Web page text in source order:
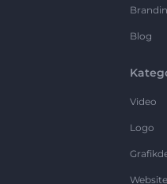
Blog
Video
Logo
Website